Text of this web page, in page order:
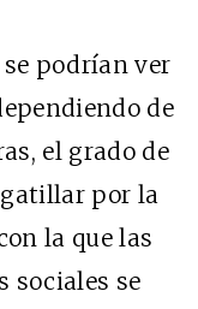
podrían ver
de
el grado de
por la
la que las
sociales se